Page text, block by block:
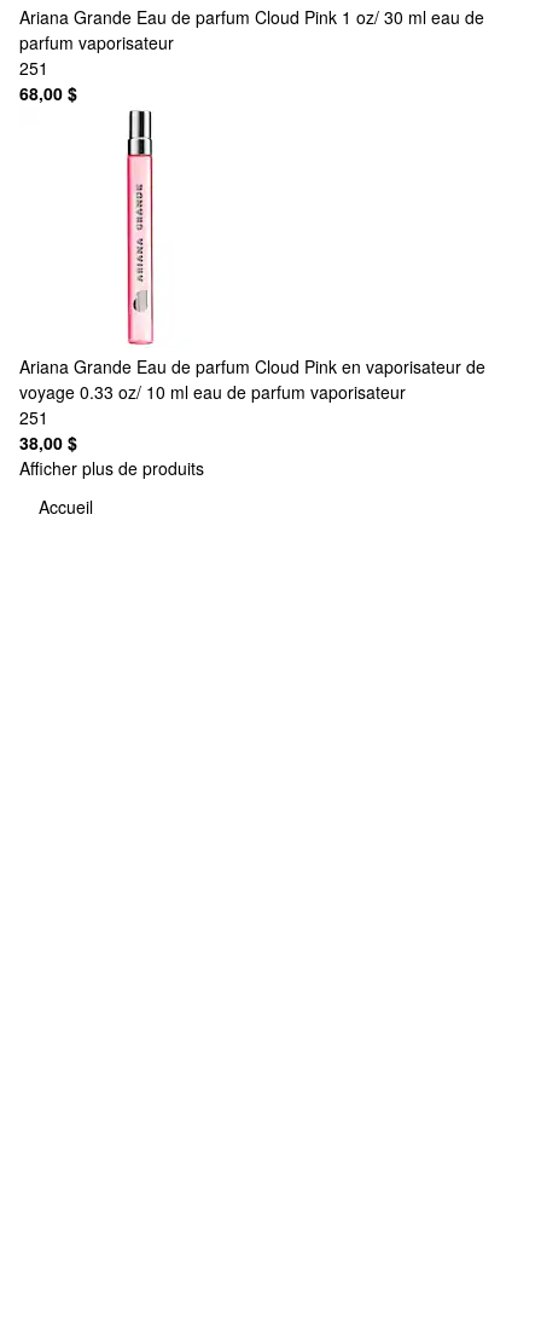
Ariana Grande Eau de parfum Cloud Pink 1 oz/ 30 ml eau de
parfum vaporisateur
251
68,00 $
Ariana Grande Eau de parfum Cloud Pink en vaporisateur de
voyage 0.33 oz/ 10 ml eau de parfum vaporisateur
251
38,00 $
Afficher plus de produits
Accueil